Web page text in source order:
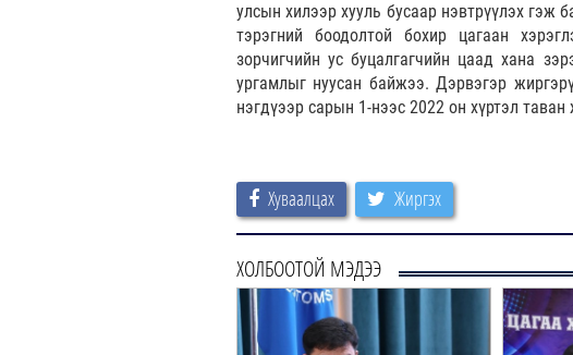
улсын хилээр хууль бусаар нэвтрүүлэх
тэрэгний боодолтой бохир цагаан
зорчигчийн ус буцалгагчийн цаад хана
ургамлыг нуусан байжээ. Дэрвэгэр
нэгдүээр сарын 1-нээс 2022 он хүртэл
Хуваалцах Жиргэх
ХОЛБООТОЙ МЭДЭЭ